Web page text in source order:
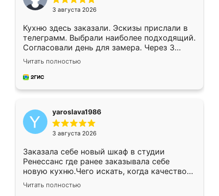
3 августа 2026
Кухню здесь заказали. Эскизы прислали в
телеграмм. Выбрали наиболее подходящий.
Согласовали день для замера. Через 3
недели кухня была уже готова. Остались
довольны работой. Спасибо Ренессанс
мебель за качественную работу!
Читать полностью
yaroslava1986
3 августа 2026
Заказала себе новый шкаф в студии
Ренессанс где ранее заказывала себе
новую кухню.Чего искать, когда качеством
вполне довольна. Служит кухня уже почти
два года, нареканий нет.
Читать полностью